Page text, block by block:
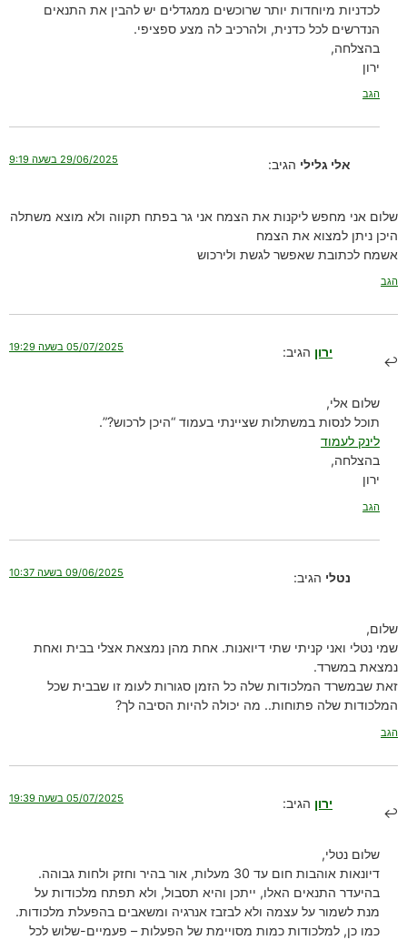
לכדניות מיוחדות יותר שרוכשים ממגדלים יש להבין את התנאים
הנדרשים לכל כדנית, ולהרכיב לה מצע ספציפי.
בהצלחה,
ירון
הגב
אלי גלילי הגיב: 29/06/2025 בשעה 9:19
שלום אני מחפש ליקנות את הצמח אני גר בפתח תקווה ולא מוצא משתלה
היכן ניתן למצוא את הצמח
אשמח לכתובת שאפשר לגשת ולירכוש
הגב
ירון הגיב: 05/07/2025 בשעה 19:29
שלום אלי,
תוכל לנסות במשתלות שציינתי בעמוד “היכן לרכוש?”.
לינק לעמוד
בהצלחה,
ירון
הגב
נטלי הגיב: 09/06/2025 בשעה 10:37
שלום,
שמי נטלי ואני קניתי שתי דיואנות. אחת מהן נמצאת אצלי בבית ואחת
נמצאת במשרד.
זאת שבמשרד המלכודות שלה כל הזמן סגורות לעומ זו שבבית שכל
המלכודות שלה פתוחות.. מה יכולה להיות הסיבה לך?
הגב
ירון הגיב: 05/07/2025 בשעה 19:39
שלום נטלי,
דיונאות אוהבות חום עד 30 מעלות, אור בהיר וחזק ולחות גבוהה.
בהיעדר התנאים האלו, ייתכן והיא תסבול, ולא תפתח מלכודות על
מנת לשמור על עצמה ולא לבזבז אנרגיה ומשאבים בהפעלת מלכודות.
כמו כן, למלכודות כמות מסויימת של הפעלות – פעמיים-שלוש לכל